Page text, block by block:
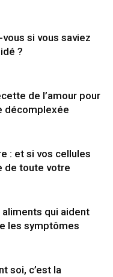
si vous saviez
?
de l’amour pour
décomplexée
: et si vos cellules
de toute votre
qui aident
les symptômes
soi, c’est la